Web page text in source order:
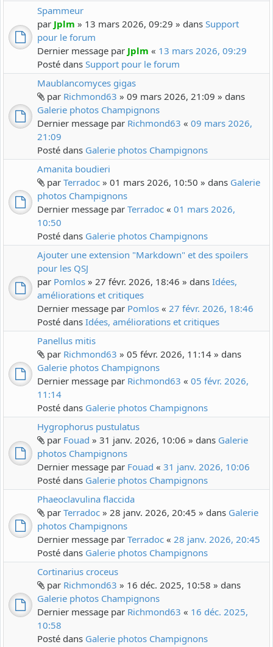
Spammeur
par Jplm » 13 mars 2026, 09:29 » dans Support
pour le forum
Dernier message par Jplm « 13 mars 2026, 09:29
Posté dans Support pour le forum
Maublancomyces gigas
par Richmond63 » 09 mars 2026, 21:09 » dans
Galerie photos Champignons
Dernier message par Richmond63 « 09 mars 2026,
21:09
Posté dans Galerie photos Champignons
Amanita boudieri
par Terradoc » 01 mars 2026, 10:50 » dans Galerie
photos Champignons
Dernier message par Terradoc « 01 mars 2026,
10:50
Posté dans Galerie photos Champignons
Ajouter une extension "Markdown" et des spoilers
pour les QSJ
par Pomlos » 27 févr. 2026, 18:46 » dans Idées,
améliorations et critiques
Dernier message par Pomlos « 27 févr. 2026, 18:46
Posté dans Idées, améliorations et critiques
Panellus mitis
par Richmond63 » 05 févr. 2026, 11:14 » dans
Galerie photos Champignons
Dernier message par Richmond63 « 05 févr. 2026,
11:14
Posté dans Galerie photos Champignons
Hygrophorus pustulatus
par Fouad » 31 janv. 2026, 10:06 » dans Galerie
photos Champignons
Dernier message par Fouad « 31 janv. 2026, 10:06
Posté dans Galerie photos Champignons
Phaeoclavulina flaccida
par Terradoc » 28 janv. 2026, 20:45 » dans Galerie
photos Champignons
Dernier message par Terradoc « 28 janv. 2026, 20:45
Posté dans Galerie photos Champignons
Cortinarius croceus
par Richmond63 » 16 déc. 2025, 10:58 » dans
Galerie photos Champignons
Dernier message par Richmond63 « 16 déc. 2025,
10:58
Posté dans Galerie photos Champignons